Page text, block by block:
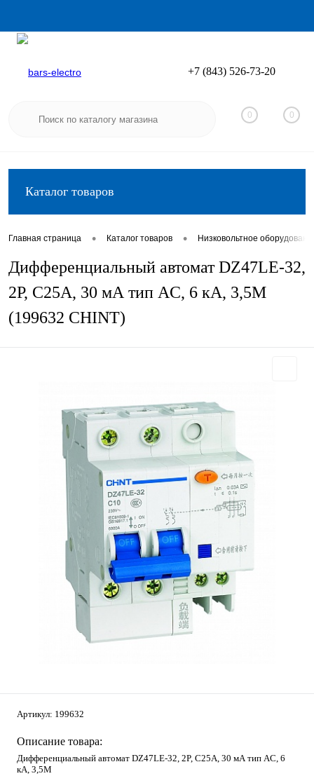
Вход
+7 (843) 526-73-20
0 0
Каталог товаров
Главная страница • Каталог товаров • Низковольтное
Дифференциальный автомат DZ47LE-32,
2P, C25А, 30 мА тип AC, 6 кА, 3,5М
(199632 CHINT)
Артикул: 199632
Описание товара:
Дифференциальный автомат DZ47LE-32, 2P, C25А, 30 мА тип AC, 6
кА, 3,5М